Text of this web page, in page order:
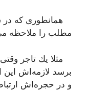
همانطوری كه در
مطلب را ملاحظه
مثلا یك تاجر
برسد لازمه‌اش این
و در حجره‌اش